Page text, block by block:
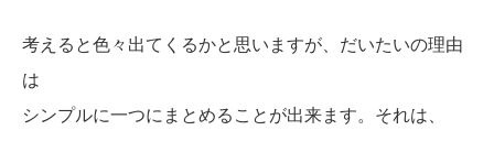
考えると色々出てくるかと思いますが、だいたいの理由
は
シンプルに一つにまとめることが出来ます。それは、